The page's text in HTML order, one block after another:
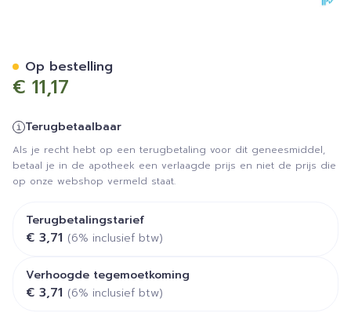
€ 11,17
Terugbetaalbaar
Als je recht hebt op een terugbetaling voor dit geneesmiddel,
betaal je in de apotheek een verlaagde prijs en niet de prijs die
op onze webshop vermeld staat.
Terugbetalingstarief
€ 3,71 (6% inclusief btw)
Verhoogde tegemoetkoming
€ 3,71 (6% inclusief btw)
Op bestelling